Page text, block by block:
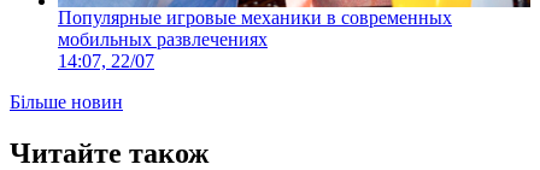
Популярные игровые механики в современных
мобильных развлечениях
14:07, 22/07
Більше новин
Читайте також